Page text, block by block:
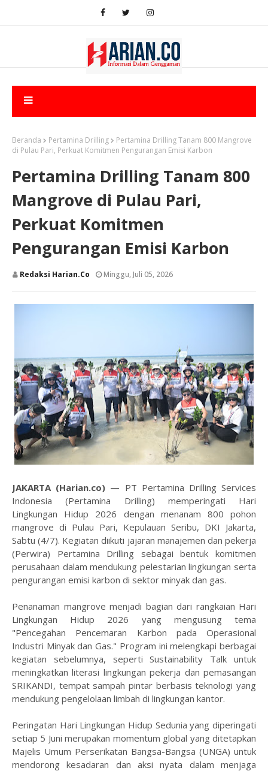
Beranda Pertamina Drilling
Pertamina Drilling Tanam 800 Mangrove
di Pulau Pari, Perkuat Komitmen Pengurangan Emisi Karbon
Pertamina Drilling Tanam 800
Mangrove di Pulau Pari,
Perkuat Komitmen
Pengurangan Emisi Karbon
Redaksi Harian.co Minggu, Juli 05, 2026
JAKARTA (Harian.co) — PT Pertamina Drilling Services
Indonesia (Pertamina Drilling) memperingati Hari
Lingkungan Hidup 2026 dengan menanam 800 pohon
mangrove di Pulau Pari, Kepulauan Seribu, DKI Jakarta,
Sabtu (4/7). Kegiatan diikuti jajaran manajemen dan pekerja
(Perwira) Pertamina Drilling sebagai bentuk komitmen
perusahaan dalam mendukung pelestarian lingkungan serta
pengurangan emisi karbon di sektor minyak dan gas.
Penanaman mangrove menjadi bagian dari rangkaian Hari
Lingkungan Hidup 2026 yang mengusung tema
"Pencegahan Pencemaran Karbon pada Operasional
Industri Minyak dan Gas." Program ini melengkapi berbagai
kegiatan sebelumnya, seperti Sustainability Talk untuk
meningkatkan literasi lingkungan pekerja dan pemasangan
SRIKANDI, tempat sampah pintar berbasis teknologi yang
mendukung pengelolaan limbah di lingkungan kantor.
Peringatan Hari Lingkungan Hidup Sedunia yang diperingati
setiap 5 Juni merupakan momentum global yang ditetapkan
Majelis Umum Perserikatan Bangsa-Bangsa (UNGA) untuk
mendorong kesadaran dan aksi nyata dalam menjaga